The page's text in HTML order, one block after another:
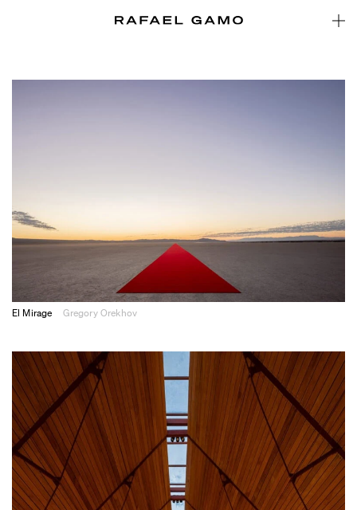
El Mirage Gregory Orekhov